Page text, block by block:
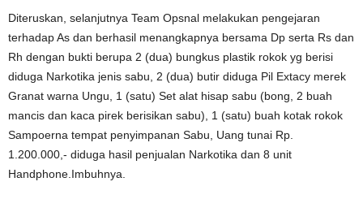
Diteruskan, selanjutnya Team Opsnal melakukan pengejaran
terhadap As dan berhasil menangkapnya bersama Dp serta Rs dan
Rh dengan bukti berupa 2 (dua) bungkus plastik rokok yg berisi
diduga Narkotika jenis sabu, 2 (dua) butir diduga Pil Extacy merek
Granat warna Ungu, 1 (satu) Set alat hisap sabu (bong, 2 buah
mancis dan kaca pirek berisikan sabu), 1 (satu) buah kotak rokok
Sampoerna tempat penyimpanan Sabu, Uang tunai Rp.
1.200.000,- diduga hasil penjualan Narkotika dan 8 unit
Handphone.Imbuhnya.